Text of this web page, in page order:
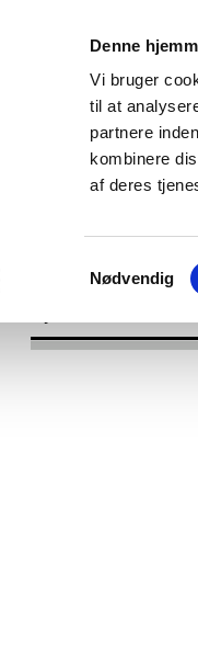
Denne
Vi bruger
til at
partnere
kombinere
af deres
Samtykkevalg
Nødvendig
Godkendelse og